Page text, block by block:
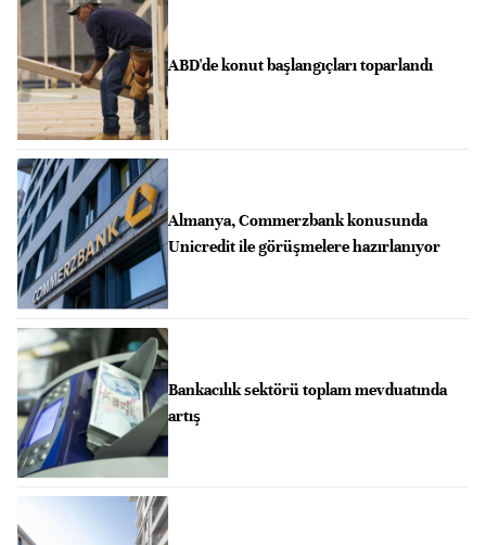
ABD'de konut başlangıçları toparlandı
Almanya, Commerzbank konusunda
Unicredit ile görüşmelere hazırlanıyor
Bankacılık sektörü toplam mevduatında
artış